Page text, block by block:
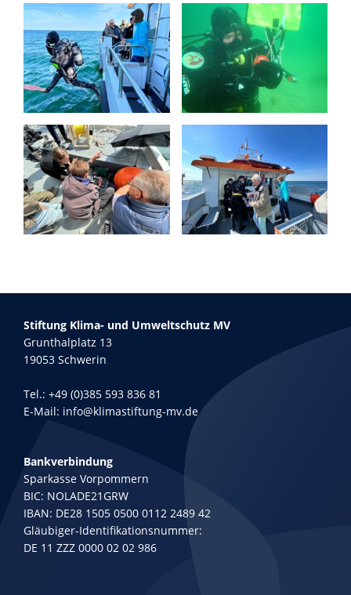
Stiftung Klima- und Umweltschutz MV
Grunthalplatz 13
19053 Schwerin
Tel.: +49 (0)385 593 836 81
E-Mail: info@klimastiftung-mv.de
Bankverbindung
Sparkasse Vorpommern
BIC: NOLADE21GRW
IBAN: DE28 1505 0500 0112 2489 42
Gläubiger-Identifikationsnummer:
DE 11 ZZZ 0000 02 02 986